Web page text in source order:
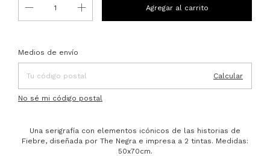
Entregas para el CP:
Medios de envío
Calcular
No sé mi código postal
Una serigrafía con elementos icónicos de las historias de
Fiebre, diseñada por The Negra e impresa a 2 tintas. Medidas:
50x70cm.